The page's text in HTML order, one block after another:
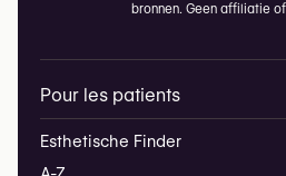
bronnen. Geen affiliatie
Pour les patients
Esthetische Finder